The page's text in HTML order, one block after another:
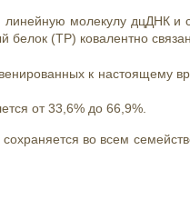
молекулу дцДНК и
(TP) ковалентно
к настоящему
от 33,6% до 66,9%.
во всем